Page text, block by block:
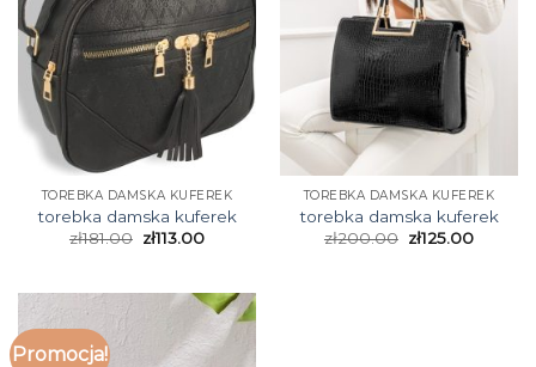
TOREBKA DAMSKA KUFEREK
torebka damska kuferek
zł181.00 zł113.00
TOREBKA DAMSKA KUFEREK
torebka damska kuferek
zł200.00 zł125.00
Promocja!